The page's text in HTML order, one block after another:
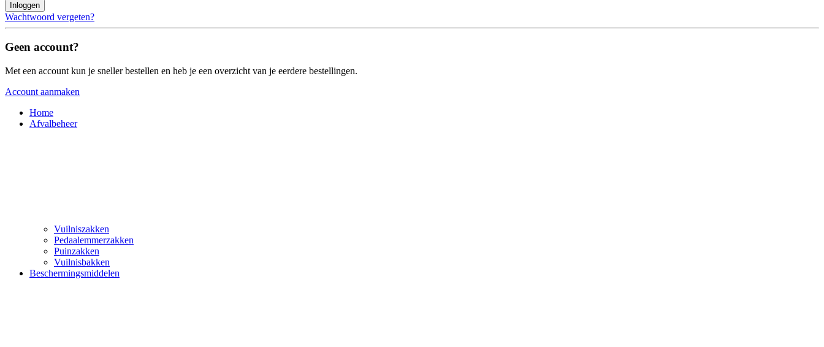
Inloggen
Wachtwoord vergeten?
Geen account?
Met een account kun je sneller bestellen en heb je een overzicht van je eerdere bestellingen.
Account aanmaken
Home
Afvalbeheer
Vuilniszakken
Pedaalemmerzakken
Puinzakken
Vuilnisbakken
Beschermingsmiddelen